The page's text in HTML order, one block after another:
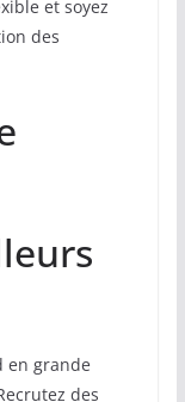
et soyez
des
en grande
des